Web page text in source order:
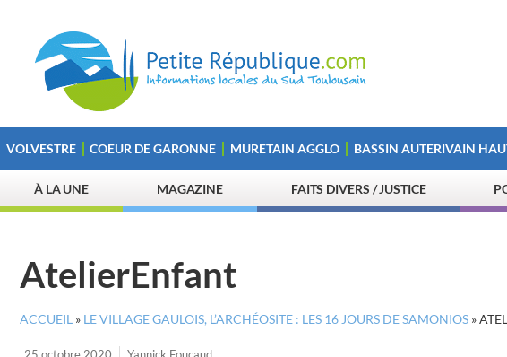
VOLVESTRE COEUR DE GARONNE MURETAIN AGGLO BASSIN AUTERIVAIN
À LA UNE MAGAZINE FAITS DIVERS / JUSTICE
AtelierEnfant
ACCUEIL » LE VILLAGE GAULOIS, L’ARCHÉOSITE : LES 16 JOURS DE SAMONIOS »